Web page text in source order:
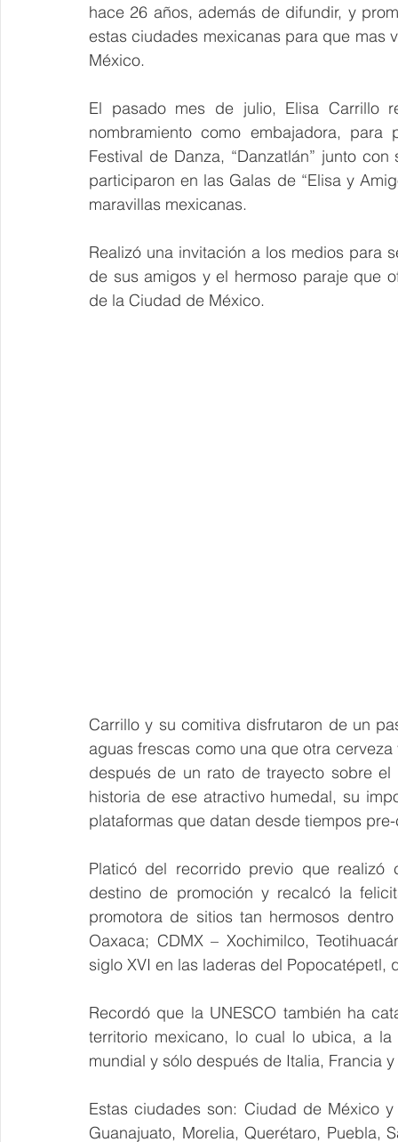
hace 26 años, además de difundir, y
estas ciudades mexicanas para que mas
México.
El pasado mes de julio, Elisa Carrillo
nombramiento como embajadora,
Festival de Danza, “Danzatlán” junto
participaron en las Galas de “Elisa y
maravillas mexicanas.
Realizó una invitación a los medios para
de sus amigos y el hermoso paraje que
de la Ciudad de México.
Carrillo y su comitiva disfrutaron de un
aguas frescas como una que otra
después de un rato de trayecto sobre
historia de ese atractivo humedal, su
plataformas que datan desde tiempos
Platicó del recorrido previo que
destino de promoción y recalcó la
promotora de sitios tan hermosos
Oaxaca; CDMX – Xochimilco,
siglo XVI en las laderas del
Recordó que la UNESCO también ha
territorio mexicano, lo cual lo ubica, a
mundial y sólo después de Italia, Francia
Estas ciudades son: Ciudad de México
Guanajuato, Morelia, Querétaro, Puebla,